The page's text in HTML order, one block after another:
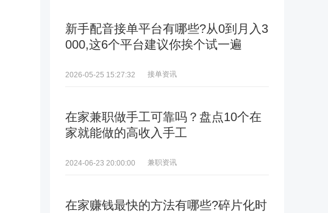
新手配音接单平台有哪些?从0到月入3
000,这6个平台建议你挨个试一遍
2026-05-25 15:27:32 接单资讯
在家兼职做手工可靠吗？盘点10个在
家就能做的高收入手工
2024-06-23 20:00:00 兼职资讯
在家赚钱最快的方法有哪些?碎片化时